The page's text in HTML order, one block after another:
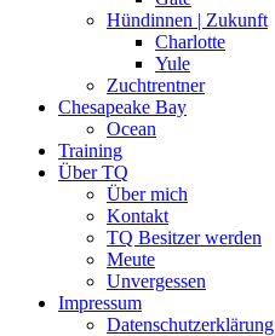
Hündinnen | Zukunft
Charlotte
Yule
Zuchtrentner
Chesapeake Bay
Ocean
Training
Über TQ
Über mich
Kontakt
TQ Besitzer werden
Meute
Unvergessen
Impressum
Datenschutzerklärung